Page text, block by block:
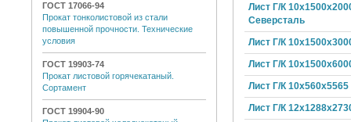
ГОСТ 17066-94
Прокат тонколистовой из стали
повышенной прочности. Технические
условия
ГОСТ 19903-74
Прокат листовой горячекатаный.
Сортамент
ГОСТ 19904-90
Лист Г/К
Северсталь
Лист Г/К
Лист Г/К
Лист Г/К 10х560х5565
Лист Г/К